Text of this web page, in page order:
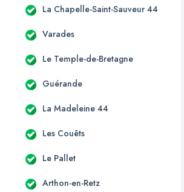
La Chapelle-Saint-Sauveur 44
Varades
Le Temple-de-Bretagne
Guérande
La Madeleine 44
Les Couêts
Le Pallet
Arthon-en-Retz